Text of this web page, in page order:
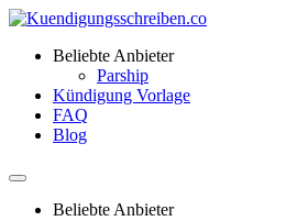
Beliebte Anbieter
Parship
Kündigung Vorlage
FAQ
Blog
Beliebte Anbieter